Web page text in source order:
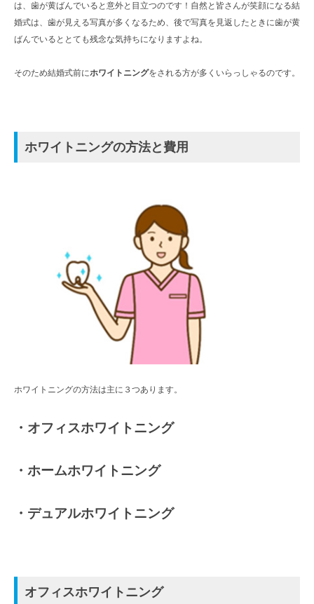
は、歯が黄ばんでいると意外と目立つのです！自然と皆さんが笑顔になる結
婚式は、歯が見える写真が多くなるため、後で写真を見返したときに歯が黄
ばんでいるととても残念な気持ちになりますよね。
そのため結婚式前にホワイトニングをされる方が多くいらっしゃるのです。
ホワイトニングの方法と費用
ホワイトニングの方法は主に３つあります。
・オフィスホワイトニング
・ホームホワイトニング
・デュアルホワイトニング
オフィスホワイトニング